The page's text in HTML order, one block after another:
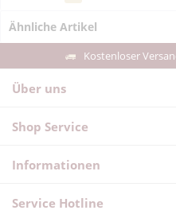
Ähnliche Artikel
Kostenloser
Über uns
Shop Service
Informationen
Service Hotline